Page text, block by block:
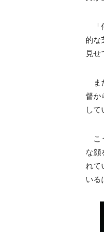
「
的な
見せ
ま
督か
し
こ
な顔
れて
いる